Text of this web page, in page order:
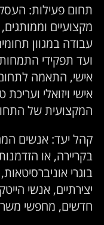
תחום פעילות:
מקצועיים
עבודה במגוון
ועד תפקידי התמחות
אישי, התאמה
אישי ויזואלי
המקצועית של
קהל יעד: אנשים
בקריירה, או
בוגרי
יצירתיים, אנשי
חדשים, מחפשי